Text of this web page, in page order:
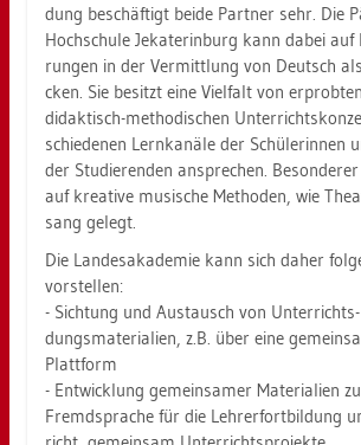
dung be­schäf­tigt beide Part­ner sehr. Die
Hoch­schu­le Je­ka­te­r­in­burg kann dabei
run­gen in der Ver­mitt­lung von Deutsch
cken. Sie be­sitzt eine Viel­falt von
di­dak­tisch-me­tho­di­schen
schie­de­nen Lern­ka­nä­le der Schü­le­rin­nen
der Stu­die­ren­den an­spre­chen.
auf krea­ti­ve mu­si­sche Me­tho­den, wie
sang ge­legt.
Die Lan­des­aka­de­mie kann sich daher
vor­stel­len:
- Sich­tung und Aus­tausch von
dungs­ma­te­ria­li­en, z.B. über eine
Platt­form
- Ent­wick­lung ge­mein­sa­mer Ma­te­ria­li­en
Fremd­spra­che für die Leh­rer­fort­bil­dung